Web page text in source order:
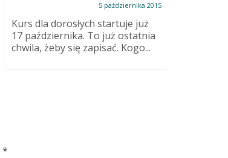
5 października 2015
Kurs dla dorosłych startuje już
17 października. To już ostatnia
chwila, żeby się zapisać. Kogo...
*